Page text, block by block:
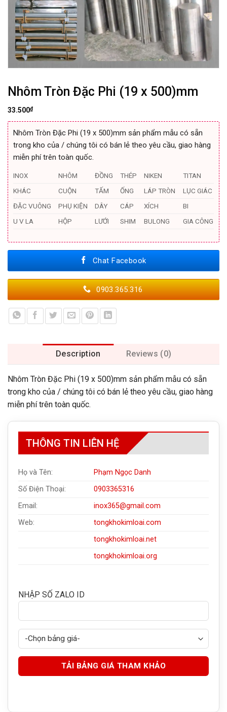
Nhôm Tròn Đặc Phi (19 x 500)mm
33.500₫
Nhôm Tròn Đặc Phi (19 x 500)mm sản phẩm mẫu có sẵn
trong kho của / chúng tôi có bán lẻ theo yêu cầu, giao hàng
miễn phí trên toàn quốc.
INOX NHÔM ĐỒNG THÉP NIKEN
TITAN
KHÁC
CUỘN TẤM ỐNG LÁP TRÒN
LỤC GIÁC
ĐẶC VUÔNG
PHỤ KIỆN DÂY CÁP XÍCH
BI
U V LA
HỘP LƯỚI SHIM BULONG GIA CÔNG
Chat Facebook
0903.365.316
Description Reviews (0)
Nhôm Tròn Đặc Phi (19 x 500)mm sản phẩm mẫu có sẵn
trong kho của / chúng tôi có bán lẻ theo yêu cầu, giao hàng
miễn phí trên toàn quốc.
THÔNG TIN LIÊN HỆ
Họ và Tên:
Phạm Ngọc Danh
Số Điện Thoại:
0903365316
Email:
inox365@gmail.com
Web:
tongkhokimloai.com
tongkhokimloai.net
tongkhokimloai.org
NHẬP SỐ ZALO ID